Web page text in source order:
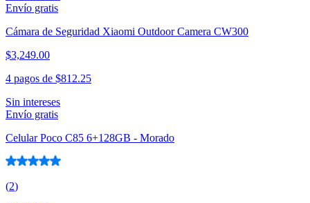
Envío gratis
Cámara de Seguridad Xiaomi Outdoor Camera CW300
$3,249.00
4 pagos de $812.25
Sin intereses
Envío gratis
Celular Poco C85 6+128GB - Morado
(2)